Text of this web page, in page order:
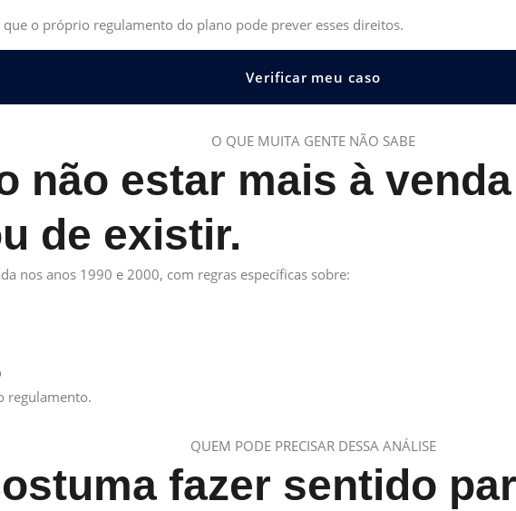
o próprio regulamento do plano pode prever esses direitos.
Verificar meu caso
O QUE MUITA GENTE NÃO SABE
não estar mais à
de existir.
nos anos 1990 e 2000, com regras específicas sobre:
regulamento.
QUEM PODE PRECISAR DESSA ANÁLISE
fazer sentido